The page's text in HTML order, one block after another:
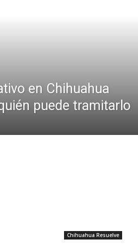
en Chihuahua
puede tramitarlo
Chihuahua Resuelve